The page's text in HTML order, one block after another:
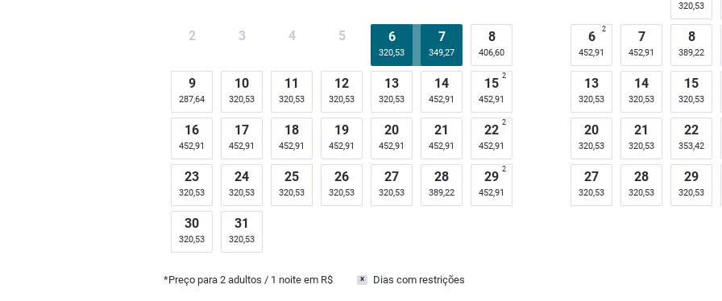
2 3 4 5 6
320,53
7
349,27
8
406,60
9
287,64
10
320,53
11
320,53
12
320,53
13
320,53
14
452,91
15
452,91
2
16
452,91
17
452,91
18
452,91
19
452,91
20
452,91
21
452,91
22
452,91
2
23
320,53
24
320,53
25
320,53
26
320,53
27
320,53
28
389,22
29
452,91
2
30
320,53
31
320,53
320,53
6
452,91
2 7
452,91
8
389,22
13
320,53
14
320,53
15
320,53
20
320,53
21
320,53
22
353,42
27
320,53
28
320,53
29
320,53
*Preço para2 adultos / 1 noite em R$ x Dias com restrições